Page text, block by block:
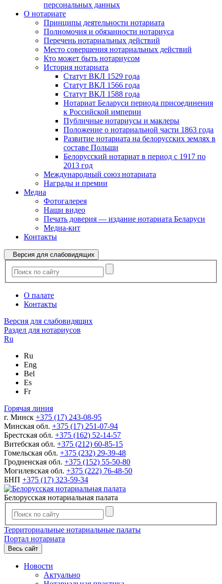
персональных данных
О нотариате
Принципы деятельности нотариата
Полномочия и обязанности нотариуса
Перечень нотариальных действий
Место совершения нотариальных действий
Кто может быть нотариусом
История нотариата
Статут ВКЛ 1529 года
Статут ВКЛ 1566 года
Статут ВКЛ 1588 года
Нотариат Беларуси периода присоединения
к Российской империи
Публичные нотариусы и маклеры
Положение о нотариальной части 1863 года
Развитие нотариата на белорусских землях в
составе Польши
Белорусский нотариат в период с 1917 по
2013 год
Международный союз нотариата
Награды и премии
Медиа
Фотогалерея
Наши видео
Печать доверия — издание нотариата Беларуси
Медиа-кит
Контакты
Версия для слабовидящих
О палате
Контакты
Версия для слабовидящих
Раздел для нотариусов
Ru
Ru
Eng
Bel
Es
Fr
Горячая линия
г. Минск +375 (17) 243-08-95
Минская обл. +375 (17) 251-07-94
Брестская обл. +375 (162) 52-14-57
Витебская обл. +375 (212) 60-85-15
Гомельская обл. +375 (232) 29-39-48
Гродненская обл. +375 (152) 55-50-80
Могилевская обл. +375 (222) 76-48-50
БНП +375 (17) 323-59-34
Белорусская нотариальная палата
Территориальные нотариальные палаты
Портал нотариата
Весь сайт
Новости
Актуально